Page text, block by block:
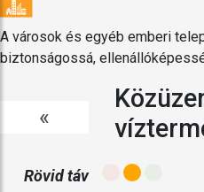
A városok és egyéb emberi
biztonságossá,
«
Rövid táv